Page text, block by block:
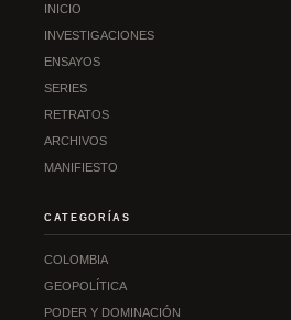
INICIO
INVESTIGACIONES
ENSAYOS
SERIES
RETRATOS
ARCHIVOS
MANIFIESTO
CATEGORÍAS
COLOMBIA
GEOPOLÍTICA
PODER Y DOMINACIÓN